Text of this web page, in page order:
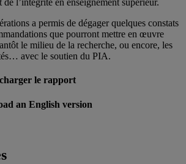
de l’intégrité en enseignement supérieur.
a permis de dégager quelques constats
que pourront mettre en œuvre
le milieu de la recherche, ou encore, les
avec le soutien du PIA.
le rapport
an English version